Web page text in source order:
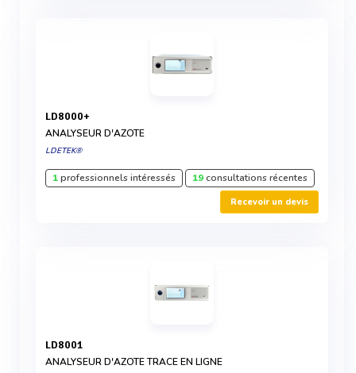
LD8000+
ANALYSEUR D'AZOTE
LDETEK®
1professionnels intéressés 19consultations récentes
Recevoir un devis
LD8001
ANALYSEUR D'AZOTE TRACE EN LIGNE